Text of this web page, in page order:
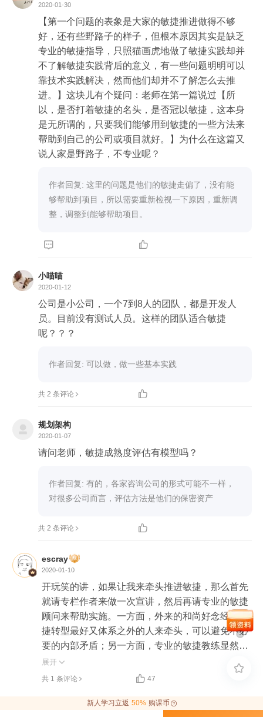
2020-01-30
【第一个问题的表象是大家的敏捷推进做得不够
好，还有些野路子的样子，但根本原因其实是缺乏
专业的敏捷指导，只照猫画虎地做了敏捷实践却并
不了解敏捷实践背后的意义，有一些问题明明可以
靠技术实践解决，然而他们却并不了解怎么去推
进。】这块儿有个疑问：老师在第一篇说过【所
以，是否打着敏捷的名头，是否冠以敏捷，这本身
是无所谓的，只要我们能够用到敏捷的一些方法来
帮助到自己的公司或项目就好。】为什么在这篇又
说人家是野路子，不专业呢？
作者回复: 这里的问题是他们的敏捷走偏了，没有能
够帮助到项目，所以需要重新检视一下原因，重新调
整，调整到能够帮助项目。
 
小喵喵
2020-01-12
公司是小公司，一个7到8人的团队，都是开发人
员。目前没有测试人员。这样的团队适合敏捷
呢？？？
作者回复: 可以做，做一些基本实践
共 2 条评论 
规划架构
2020-01-07
请问老师，敏捷成熟度评估有模型吗？
作者回复: 有的，各家咨询公司的形式可能不一样，
对很多公司而言，评估方法是他们的保密资产
共 2 条评论 
escray
2020-01-10
开玩笑的讲，如果让我来牵头推进敏捷，那么首先
就请专栏作者来做一次宣讲，然后再请专业的敏捷
顾问来帮助实施。一方面，外来的和尚好念经，敏
捷转型最好又体系之外的人来牵头，可以避免不必
要的内部矛盾；另一方面，专业的敏捷教练显然更
有转型经验，也更具说服力，内部也可以借此更快
的培养出内部敏捷教练。
评估诊断这个还是比较困难的，有点像是老中医的
展开 
共 1 条评论  47
新人学习立返 50% 购课币
